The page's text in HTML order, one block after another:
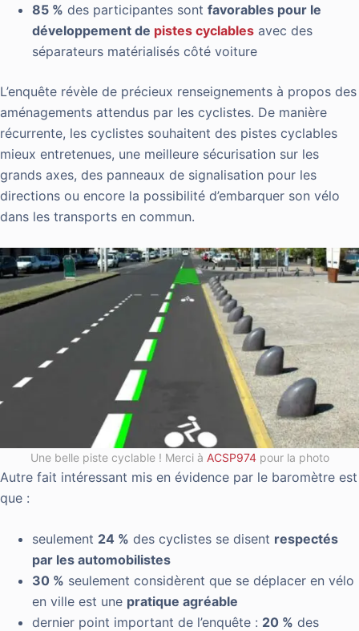
85 % des participantes sont favorables pour le
développement de pistes cyclables avec des
séparateurs matérialisés côté voiture
L’enquête révèle de précieux renseignements à propos des
aménagements attendus par les cyclistes. De manière
récurrente, les cyclistes souhaitent des pistes cyclables
mieux entretenues, une meilleure sécurisation sur les
grands axes, des panneaux de signalisation pour les
directions ou encore la possibilité d’embarquer son vélo
dans les transports en commun.
Une belle piste cyclable ! Merci à ACSP974pour la photo
Autre fait intéressant mis en évidence par le baromètre est
que :
seulement 24 % des cyclistes se disent respectés
par les automobilistes
30 % seulement considèrent que se déplacer en vélo
en ville est une pratique agréable
dernier point important de l’enquête : 20 % des